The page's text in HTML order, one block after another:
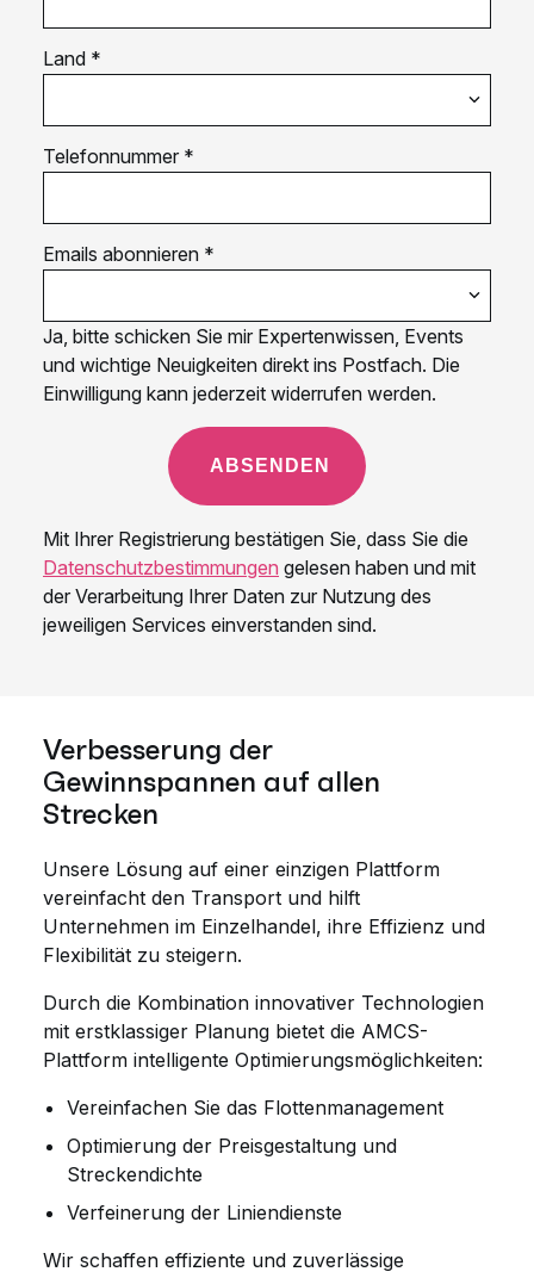
Verbesserung der
Gewinnspannen auf allen
Strecken
Unsere Lösung auf einer einzigen Plattform
vereinfacht den Transport und hilft
Unternehmen im Einzelhandel, ihre Effizienz und
Flexibilität zu steigern.
Durch die Kombination innovativer Technologien
mit erstklassiger Planung bietet die AMCS-
Plattform intelligente Optimierungsmöglichkeiten:
Vereinfachen Sie das Flottenmanagement
Optimierung der Preisgestaltung und
Streckendichte
Verfeinerung der Liniendienste
Wir schaffen effiziente und zuverlässige